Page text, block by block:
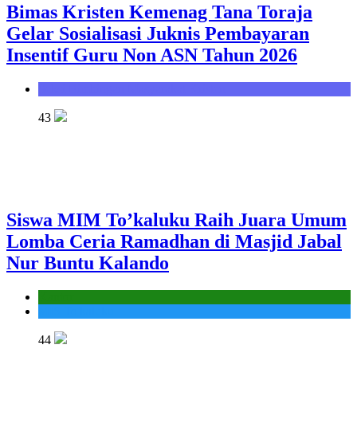
Bimas Kristen Kemenag Tana Toraja
Gelar Sosialisasi Juknis Pembayaran
Insentif Guru Non ASN Tahun 2026
43
Siswa MIM To’kaluku Raih Juara Umum
Lomba Ceria Ramadhan di Masjid Jabal
Nur Buntu Kalando
44